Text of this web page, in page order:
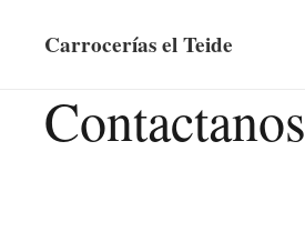
Carrocerías el Teide
Contactanos